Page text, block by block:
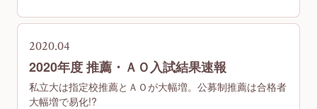
2020.04
2020年度 推薦・ＡＯ入試結果速報
私立大は指定校推薦とＡＯが大幅増。公募制推薦は合格者
大幅増で易化!?